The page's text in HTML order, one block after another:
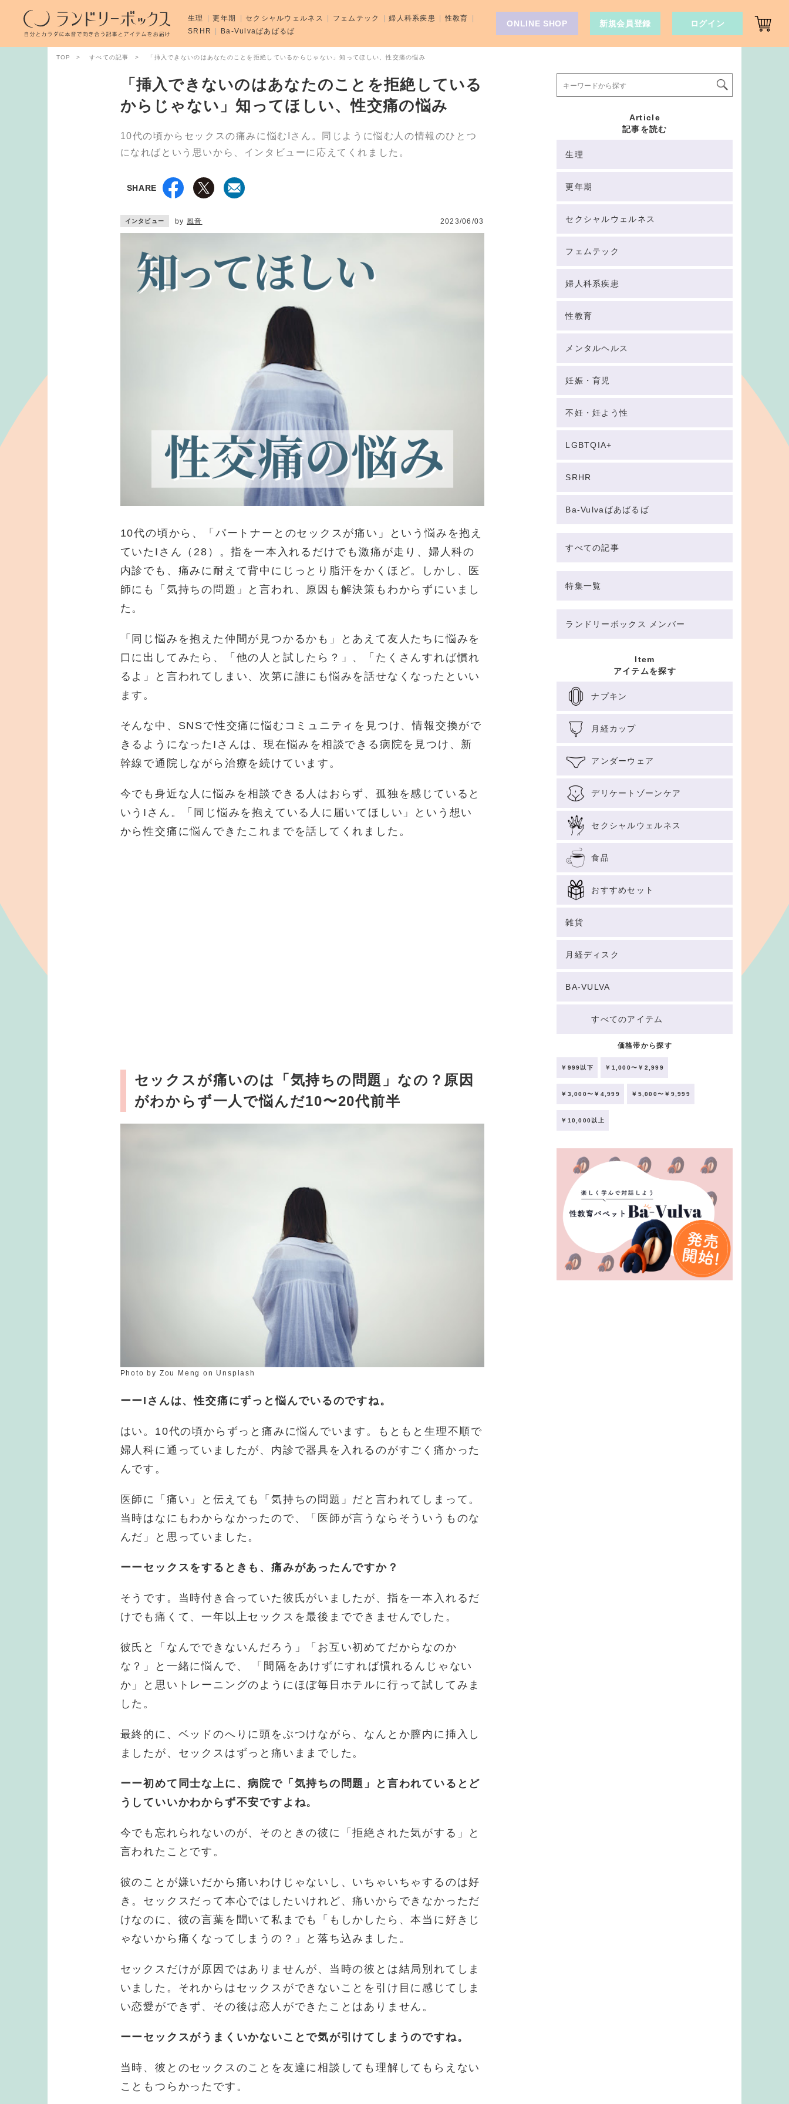
TOP すべての記事 「挿入できないのはあなたのことを拒絶しているからじゃない」知ってほしい、性交痛の悩み
「挿入できないのはあなたのことを拒絶している
からじゃない」知ってほしい、性交痛の悩み
10代の頃からセックスの痛みに悩むIさん。同じように悩む人の情報のひとつ
になればという思いから、インタビューに応えてくれました。
SHARE
インタビュー by 風音 2023/06/03
10代の頃から、「パートナーとのセックスが痛い」という悩みを抱え
ていたIさん（28）。指を一本入れるだけでも激痛が走り、婦人科の
内診でも、痛みに耐えて背中にじっとり脂汗をかくほど。しかし、医
師にも「気持ちの問題」と言われ、原因も解決策もわからずにいまし
た。
「同じ悩みを抱えた仲間が見つかるかも」とあえて友人たちに悩みを
口に出してみたら、「他の人と試したら？」、「たくさんすれば慣れ
るよ」と言われてしまい、次第に誰にも悩みを話せなくなったといい
ます。
そんな中、SNSで性交痛に悩むコミュニティを見つけ、情報交換がで
きるようになったIさんは、現在悩みを相談できる病院を見つけ、新
幹線で通院しながら治療を続けています。
今でも身近な人に悩みを相談できる人はおらず、孤独を感じていると
いうIさん。「同じ悩みを抱えている人に届いてほしい」という想い
から性交痛に悩んできたこれまでを話してくれました。
セックスが痛いのは「気持ちの問題」なの？原因
がわからず一人で悩んだ10〜20代前半
Photo by Zou Meng on Unsplash
ーーIさんは、性交痛にずっと悩んでいるのですね。
はい。10代の頃からずっと痛みに悩んでいます。もともと生理不順で
婦人科に通っていましたが、内診で器具を入れるのがすごく痛かった
んです。
医師に「痛い」と伝えても「気持ちの問題」だと言われてしまって。
当時はなにもわからなかったので、「医師が言うならそういうものな
んだ」と思っていました。
ーーセックスをするときも、痛みがあったんですか？
そうです。当時付き合っていた彼氏がいましたが、指を一本入れるだ
けでも痛くて、一年以上セックスを最後までできませんでした。
彼氏と「なんでできないんだろう」「お互い初めてだからなのか
な？」と一緒に悩んで、 「間隔をあけずにすれば慣れるんじゃない
か」と思いトレーニングのようにほぼ毎日ホテルに行って試してみま
した。
最終的に、ベッドのへりに頭をぶつけながら、なんとか膣内に挿入し
ましたが、セックスはずっと痛いままでした。
ーー初めて同士な上に、病院で「気持ちの問題」と言われているとど
うしていいかわからず不安ですよね。
今でも忘れられないのが、そのときの彼に「拒絶された気がする」と
言われたことです。
彼のことが嫌いだから痛いわけじゃないし、いちゃいちゃするのは好
き。セックスだって本心ではしたいけれど、痛いからできなかっただ
けなのに、彼の言葉を聞いて私までも「もしかしたら、本当に好きじ
ゃないから痛くなってしまうの？」と落ち込みました。
セックスだけが原因ではありませんが、当時の彼とは結局別れてしま
いました。それからはセックスができないことを引け目に感じてしま
い恋愛ができず、その後は恋人ができたことはありません。
ーーセックスがうまくいかないことで気が引けてしまうのですね。
当時、彼とのセックスのことを友達に相談しても理解してもらえない
こともつらかったです。
Article
記事を読む
生理
更年期
セクシャルウェルネス
フェムテック
婦人科系疾患
性教育
メンタルヘルス
妊娠・育児
不妊・妊よう性
LGBTQIA+
SRHR
Ba-Vulvaばあばるば
すべての記事
特集一覧
ランドリーボックス メンバー
Item
アイテムを探す
ナプキン
月経カップ
アンダーウェア
デリケートゾーンケア
セクシャルウェルネス
食品
おすすめセット
雑貨
月経ディスク
BA-VULVA
すべてのアイテム
価格帯から探す
￥999以下 ￥1,000〜￥2,999
￥3,000〜￥4,999 ￥5,000〜￥9,999
￥10,000以上
生理 更年期 セクシャルウェルネス フェムテック 婦人科系疾患
性教育
SRHR
Ba-Vulvaばあばるば
ONLINE SHOP 新規会員登録 ログイン